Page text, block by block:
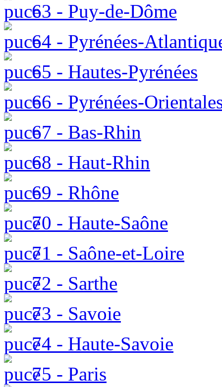
63 - Puy-de-Dôme
64 - Pyrénées-
65 - Hautes-Pyrénées
66 - Pyrénées-
67 - Bas-Rhin
68 - Haut-Rhin
69 - Rhône
70 - Haute-Saône
71 - Saône-et-Loire
72 - Sarthe
73 - Savoie
74 - Haute-Savoie
75 - Paris